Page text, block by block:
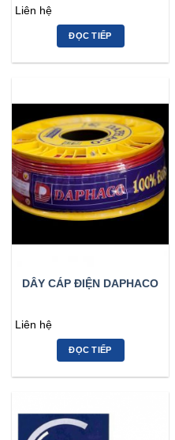
Liên hệ
ĐỌC TIẾP
DÂY CÁP ĐIỆN DAPHACO
Liên hệ
ĐỌC TIẾP